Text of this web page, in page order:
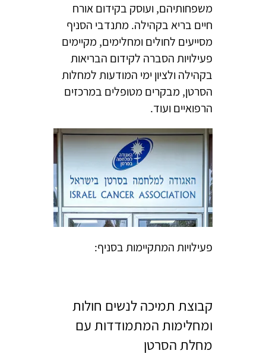
משפחותיהם, ועוסק בקידום אורח
חיים בריא בקהילה. מתנדבי הסניף
מסייעים לחולים ומחלימים, מקיימים
פעילויות הסברה לקידום הבריאות
בקהילה ולציון ימי המודעות למחלות
הסרטן, מבקרים מטופלים במרכזים
הרפואיים ועוד.
פעילויות המתקיימות בסניף:
קבוצת תמיכה לנשים חולות
ומחלימות המתמודדות עם
מחלת הסרטן